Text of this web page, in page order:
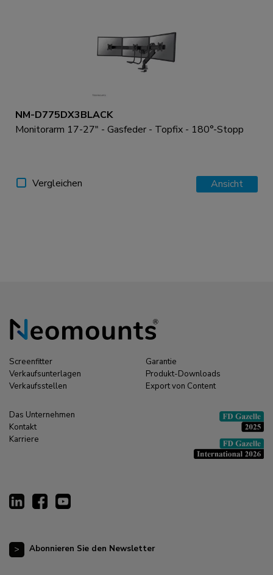
NM-D775DX3BLACK
Monitorarm 17-27" - Gasfeder - Topfix - 180°-Stopp
Vergleichen Ansicht
Screenfitter
Verkaufsunterlagen
Verkaufsstellen
Garantie
Produkt-Downloads
Export von Content
Das Unternehmen
Kontakt
Karriere
Abonnieren Sie den Newsletter